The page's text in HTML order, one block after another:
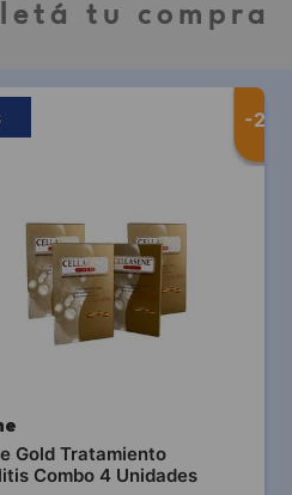
tu compra
-25 %
Gold Tratamiento
Combo 4 Unidades